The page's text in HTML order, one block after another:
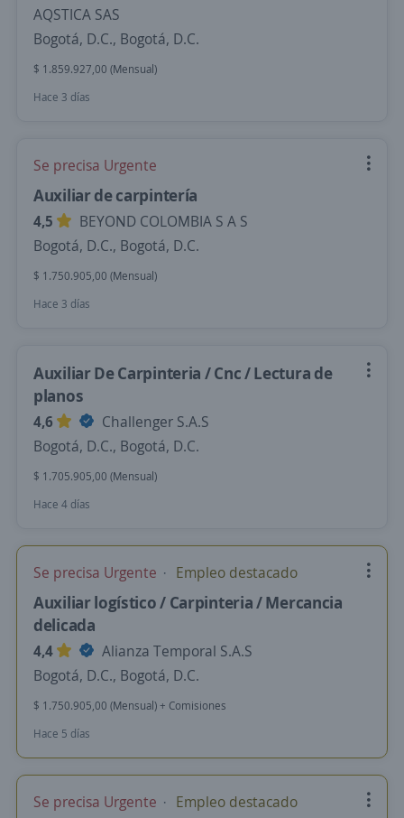
AQSTICA SAS
Bogotá, D.C., Bogotá, D.C.
$ 1.859.927,00 (Mensual)
Hace 3 días
Se precisa Urgente
Auxiliar de carpintería
4,5
BEYOND COLOMBIA S A S
Bogotá, D.C., Bogotá, D.C.
$ 1.750.905,00 (Mensual)
Hace 3 días
Auxiliar De Carpinteria / Cnc / Lectura de
planos
4,6
Challenger S.A.S
Bogotá, D.C., Bogotá, D.C.
$ 1.705.905,00 (Mensual)
Hace 4 días
Se precisa Urgente Empleo destacado
Auxiliar logístico / Carpinteria / Mercancia
delicada
4,4
Alianza Temporal S.A.S
Bogotá, D.C., Bogotá, D.C.
$ 1.750.905,00 (Mensual) + Comisiones
Hace 5 días
Se precisa Urgente Empleo destacado